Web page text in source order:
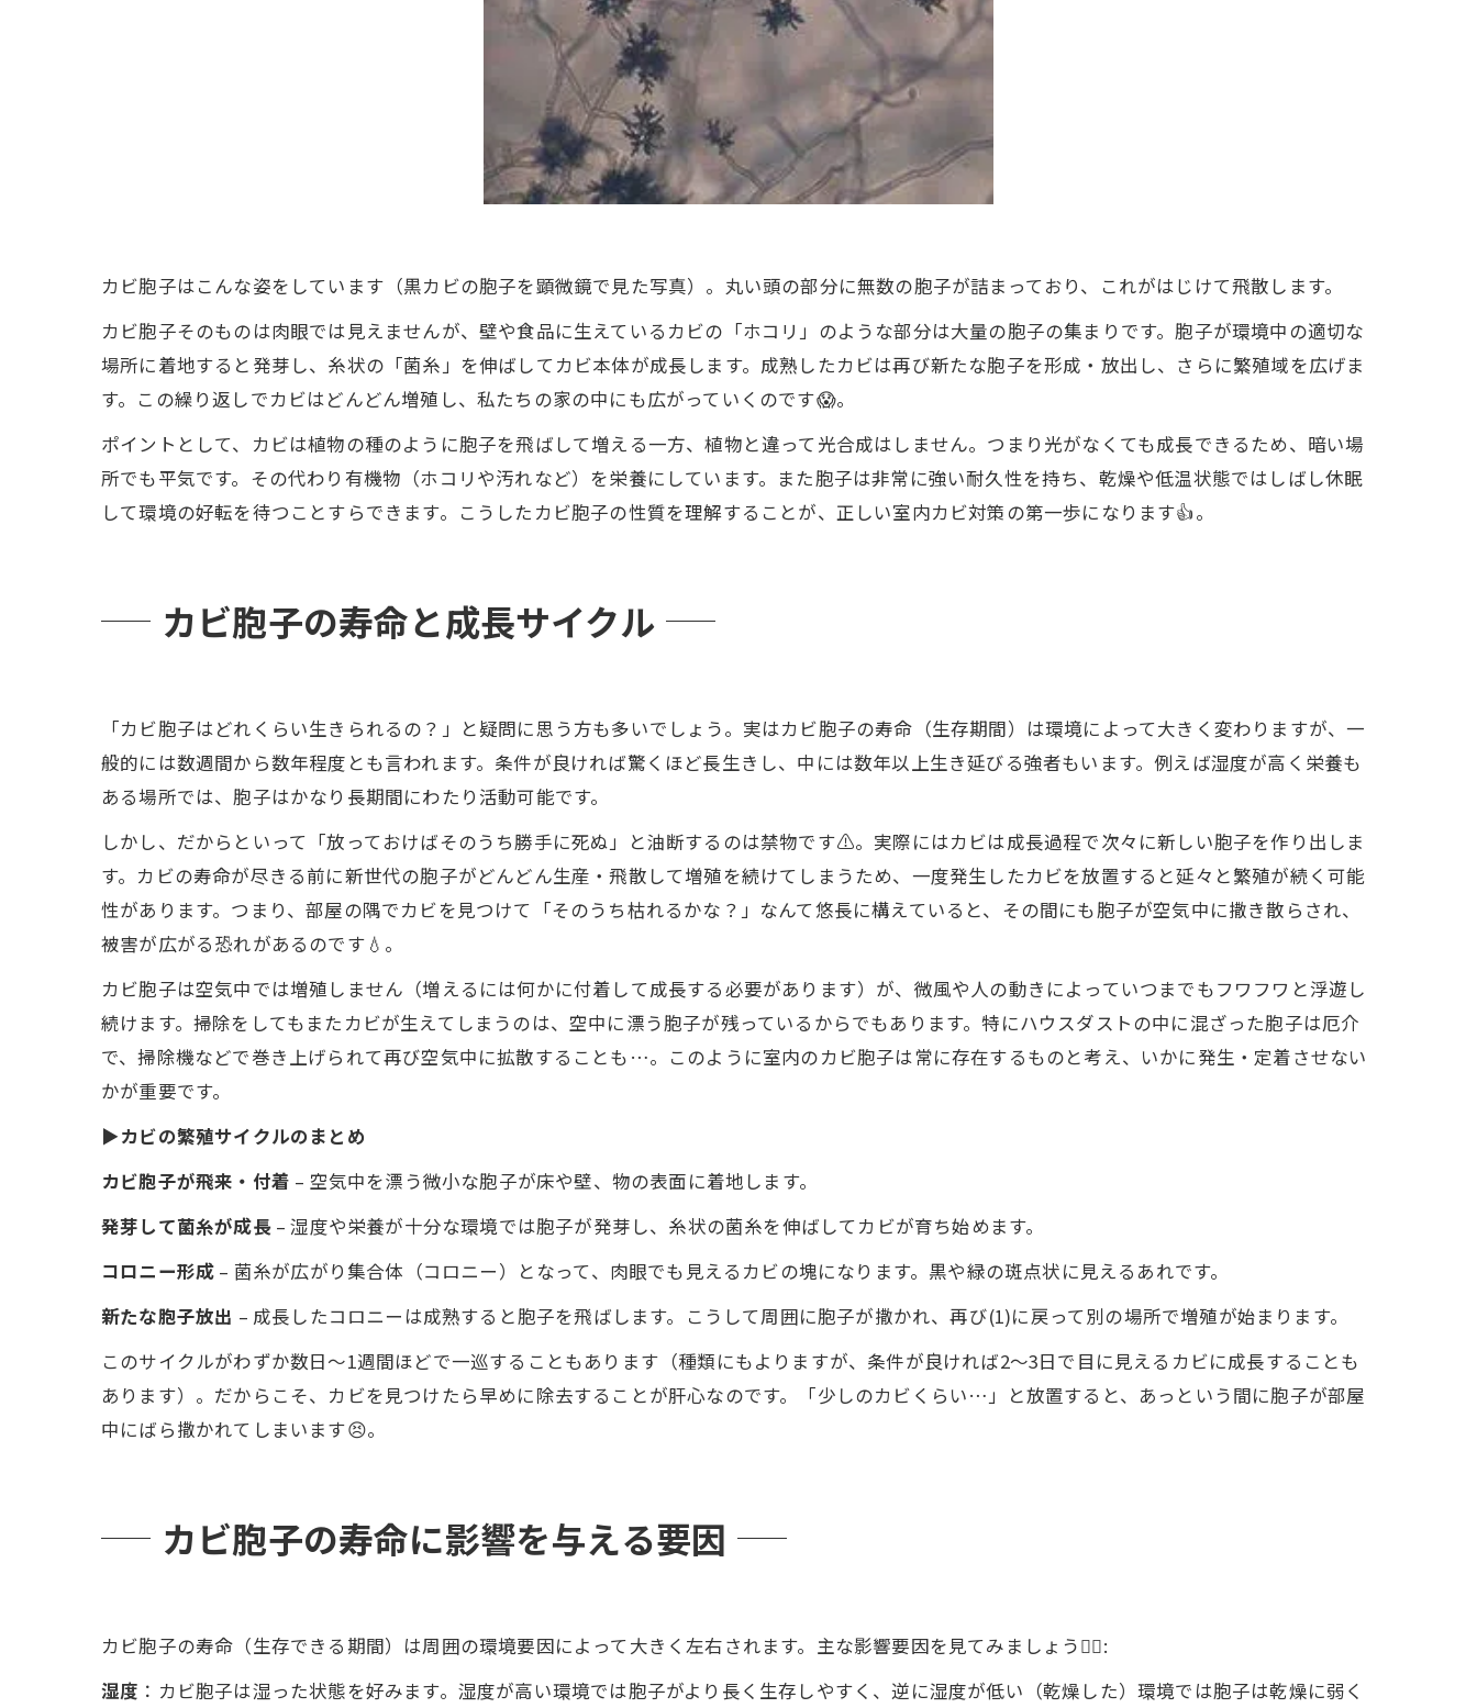
カビ胞子はこんな姿をしています（黒カビの胞子を顕微鏡で見た写真）。丸い頭の部分に無数の胞子が詰まっており、これがはじけて飛散します。
カビ胞子そのものは肉眼では見えませんが、壁や食品に生えているカビの「ホコリ」のような部分は大量の胞子の集まりです。胞子が環境中の適切な
場所に着地すると発芽し、糸状の「菌糸」を伸ばしてカビ本体が成長します。成熟したカビは再び新たな胞子を形成・放出し、さらに繁殖域を広げま
す。この繰り返しでカビはどんどん増殖し、私たちの家の中にも広がっていくのです😱。
ポイントとして、カビは植物の種のように胞子を飛ばして増える一方、植物と違って光合成はしません。つまり光がなくても成長できるため、暗い場
所でも平気です。その代わり有機物（ホコリや汚れなど）を栄養にしています。また胞子は非常に強い耐久性を持ち、乾燥や低温状態ではしばし休眠
して環境の好転を待つことすらできます。こうしたカビ胞子の性質を理解することが、正しい室内カビ対策の第一歩になります👍。
カビ胞子の寿命と成長サイクル
「カビ胞子はどれくらい生きられるの？」と疑問に思う方も多いでしょう。実はカビ胞子の寿命（生存期間）は環境によって大きく変わりますが、一
般的には数週間から数年程度とも言われます。条件が良ければ驚くほど長生きし、中には数年以上生き延びる強者もいます。例えば湿度が高く栄養も
ある場所では、胞子はかなり長期間にわたり活動可能です。
しかし、だからといって「放っておけばそのうち勝手に死ぬ」と油断するのは禁物です⚠️。実際にはカビは成長過程で次々に新しい胞子を作り出しま
す。カビの寿命が尽きる前に新世代の胞子がどんどん生産・飛散して増殖を続けてしまうため、一度発生したカビを放置すると延々と繁殖が続く可能
性があります。つまり、部屋の隅でカビを見つけて「そのうち枯れるかな？」なんて悠長に構えていると、その間にも胞子が空気中に撒き散らされ、
被害が広がる恐れがあるのです💧。
カビ胞子は空気中では増殖しません（増えるには何かに付着して成長する必要があります）が、微風や人の動きによっていつまでもフワフワと浮遊し
続けます。掃除をしてもまたカビが生えてしまうのは、空中に漂う胞子が残っているからでもあります。特にハウスダストの中に混ざった胞子は厄介
で、掃除機などで巻き上げられて再び空気中に拡散することも…。このように室内のカビ胞子は常に存在するものと考え、いかに発生・定着させない
かが重要です。
▶カビの繁殖サイクルのまとめ
カビ胞子が飛来・付着 – 空気中を漂う微小な胞子が床や壁、物の表面に着地します。
発芽して菌糸が成長– 湿度や栄養が十分な環境では胞子が発芽し、糸状の菌糸を伸ばしてカビが育ち始めます。
コロニー形成 – 菌糸が広がり集合体（コロニー）となって、肉眼でも見えるカビの塊になります。黒や緑の斑点状に見えるあれです。
新たな胞子放出 – 成長したコロニーは成熟すると胞子を飛ばします。こうして周囲に胞子が撒かれ、再び(1)に戻って別の場所で増殖が始まります。
このサイクルがわずか数日～1週間ほどで一巡することもあります（種類にもよりますが、条件が良ければ2～3日で目に見えるカビに成長することも
あります）。だからこそ、カビを見つけたら早めに除去することが肝心なのです。「少しのカビくらい…」と放置すると、あっという間に胞子が部屋
中にばら撒かれてしまいます😣。
カビ胞子の寿命に影響を与える要因
カビ胞子の寿命（生存できる期間）は周囲の環境要因によって大きく左右されます。主な影響要因を見てみましょう🕵️‍♂️:
湿度 ：カビ胞子は湿った状態を好みます。湿度が高い環境では胞子がより長く生存しやすく、逆に湿度が低い（乾燥した）環境では胞子は乾燥に弱く